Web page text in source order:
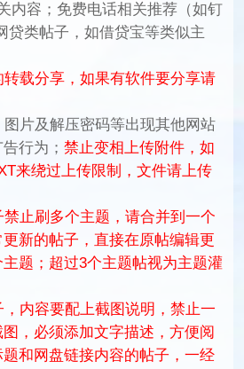
内容；免费电话相关推荐（如钉
贷类帖子，如借贷宝等类似主
载分享，如果有软件要分享请
片及解压密码等出现其他网站
行为； 禁止变相上传附件，如
来绕过上传限制，文件请上传
止刷多个主题，请合并到一个
新的帖子，直接在原帖编辑更
题；超过3个主题帖视为主题灌
内容要配上截图说明，禁止一
，必须添加文字描述，方便阅
和网盘链接内容的帖子，一经